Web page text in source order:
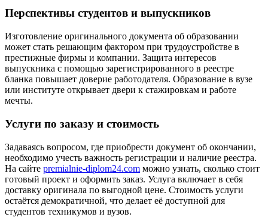
Перспективы студентов и выпускников
Изготовление оригинального документа об образовании
может стать решающим фактором при трудоустройстве в
престижные фирмы и компании. Защита интересов
выпускника с помощью зарегистрированного в реестре
бланка повышает доверие работодателя. Образование в вузе
или институте открывает двери к стажировкам и работе
мечты.
Услуги по заказу и стоимость
Задаваясь вопросом, где приобрести документ об окончании,
необходимо учесть важность регистрации и наличие реестра.
На сайте premialnie-diplom24.com можно узнать, сколько стоит
готовый проект и оформить заказ. Услуга включает в себя
доставку оригинала по выгодной цене. Стоимость услуги
остаётся демократичной, что делает её доступной для
студентов техникумов и вузов.